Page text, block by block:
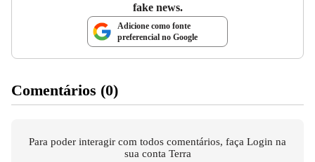
fake news.
Adicione como fonte
preferencial no Google
Comentários (0)
Para poder interagir com todos comentários, faça Login na
sua conta Terra